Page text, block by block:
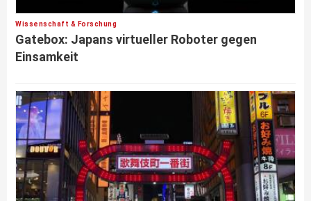
Wissenschaft & Forschung
Gatebox: Japans virtueller Roboter gegen
Einsamkeit